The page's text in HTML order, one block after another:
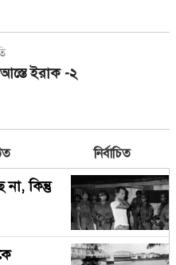
ইরাক -২
নির্বাচিত
কিন্তু